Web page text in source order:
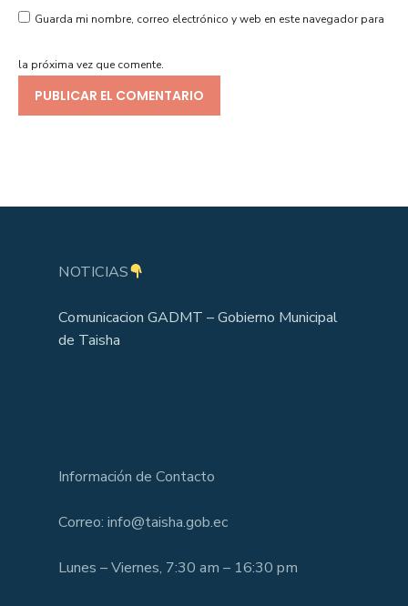
Guarda mi nombre, correo electrónico y web en este navegador para
la próxima vez que comente.
NOTICIAS
Comunicacion GADMT – Gobierno Municipal
de Taisha
Información de Contacto
Correo: info@taisha.gob.ec
Lunes – Viernes, 7:30 am – 16:30 pm